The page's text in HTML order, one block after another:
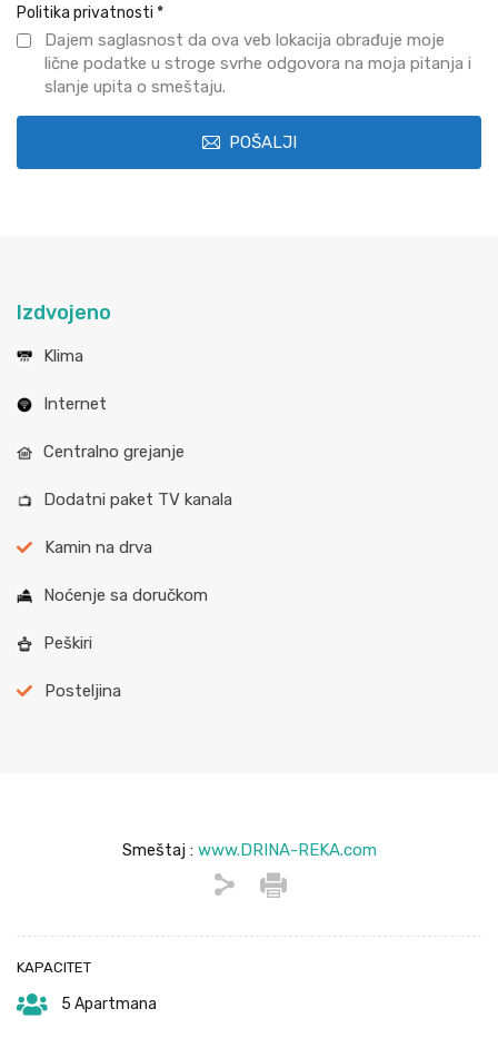
Politika privatnosti *
Dajem saglasnost da ova veb lokacija obrađuje moje
lične podatke u stroge svrhe odgovora na moja pitanja i
slanje upita o smeštaju.
POŠALJI
Izdvojeno
Klima
Internet
Centralno grejanje
Dodatni paket TV kanala
Kamin na drva
Noćenje sa doručkom
Peškiri
Posteljina
Smeštaj : www.DRINA-REKA.com
KAPACITET
5 Apartmana